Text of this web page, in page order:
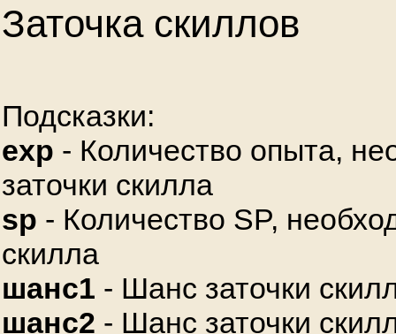
Заточка скиллов
Подсказки:
exp - Количество опыта,
заточки скилла
sp - Количество SP,
скилла
шанс1 - Шанс заточки
шанс2 - Шанс заточки